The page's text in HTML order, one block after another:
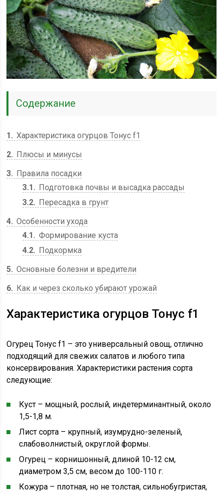
Содержание
1
Характеристика огурцов Тонус f1
2
Плюсы и минусы
3
Правила посадки
3.1
Подготовка почвы и высадка рассады
3.2
Пересадка в грунт
4 Особенности ухода
4.1
Формирование куста
4.2
Подкормка
5 Основные болезни и вредители
6
Как и через сколько убирают урожай
Характеристика огурцов Тонус f1
Огурец Тонус f1 – это универсальный овощ, отлично
подходящий для свежих салатов и любого типа
консервирования. Характеристики растения сорта
следующие:
Куст – мощный, рослый, индетерминантный, около
1,5-1,8 м.
Лист сорта – крупный, изумрудно-зеленый,
слабоволнистый, округлой формы.
Огурец – корнишонный, длиной 10-12 см,
диаметром 3,5 см, весом до 100-110 г.
Кожура – плотная, но не толстая, сильнобугристая,